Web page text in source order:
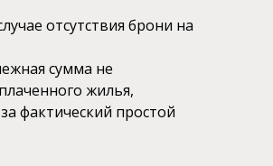
отсутствия брони на
сумма не
жилья,
фактический простой